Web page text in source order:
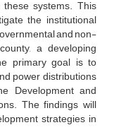
systems. This
the institutional
and non-
a developing
primary goal is to
power distributions
Development and
The findings will
strategies in